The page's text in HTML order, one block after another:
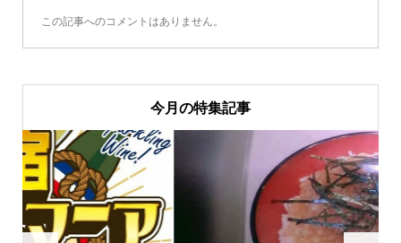
この記事へのコメントはありません。
今月の特集記事